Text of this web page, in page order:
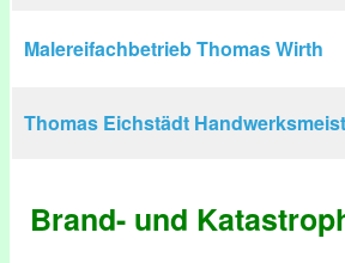
Malereifachbetrieb Thomas Wirth
Thomas Eichstädt
Brand- und